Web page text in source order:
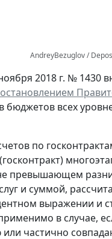
AndreyBezuglov /
2018 г. № 1430
всех
по
превышающем
и суммой,
выражении и
в случае,
частично